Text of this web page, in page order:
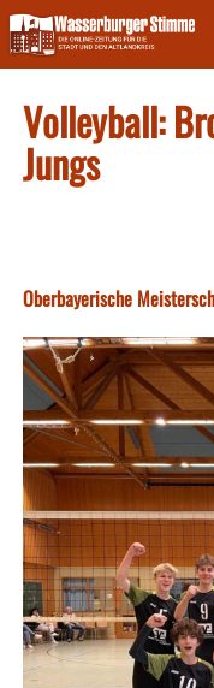
Skip
to
content
Volleyball:
Jungs
Oberbayerische